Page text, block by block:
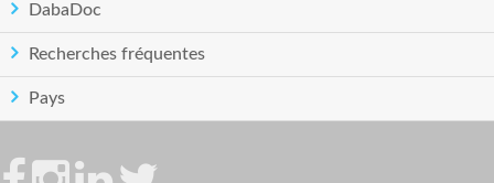
DabaDoc
Recherches fréquentes
Pays